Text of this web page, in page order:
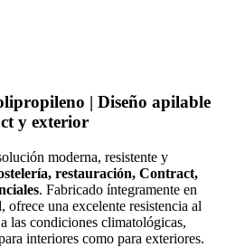
| Diseño apilable
y exterior
moderna, resistente y
restauración, Contract,
. Fabricado íntegramente en
, ofrece una excelente resistencia al
las condiciones climatológicas,
interiores como para exteriores.